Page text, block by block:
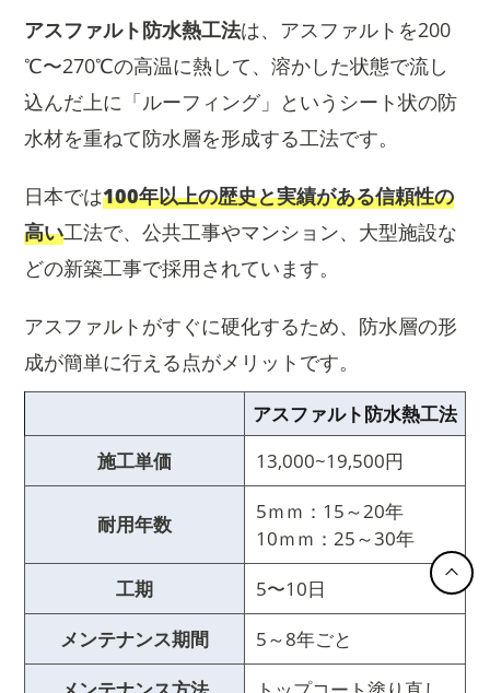
アスファルト防水熱工法は、アスファルトを200
℃〜270℃の高温に熱して、溶かした状態で流し
込んだ上に「ルーフィング」というシート状の防
水材を重ねて防水層を形成する工法です。
日本では100年以上の歴史と実績がある信頼性の
高い工法で、公共工事やマンション、大型施設な
どの新築工事で採用されています。
アスファルトがすぐに硬化するため、防水層の形
成が簡単に行える点がメリットです。
アスファルト防水熱工法
施工単価
13,000~19,500円
耐用年数
5ｍｍ：15～20年
10ｍｍ：25～30年
工期
5〜10日
メンテナンス期間
5～8年ごと